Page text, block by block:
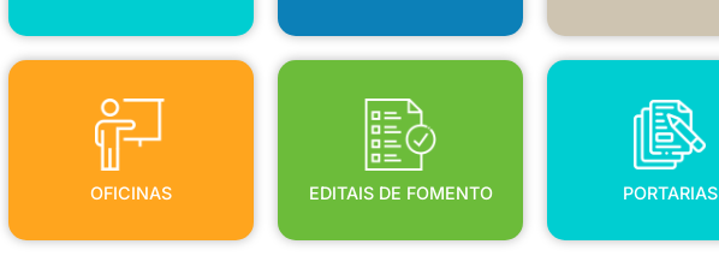
OFICINAS
OFICINAS
EDITAIS DE FOMENTO
EDITAIS DE FOMENTO
PORTARIAS
PORTARIAS